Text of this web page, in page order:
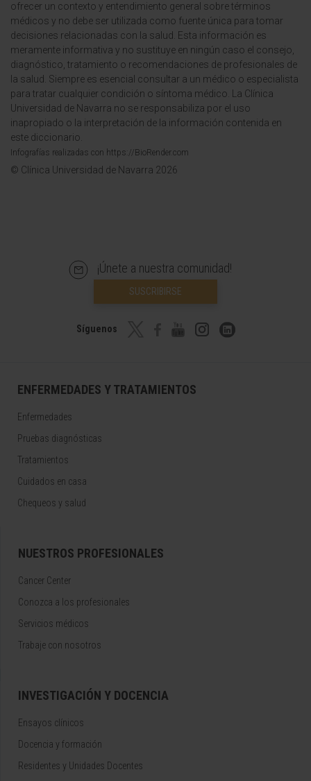
ofrecer un contexto y entendimiento general sobre términos
médicos y no debe ser utilizada como fuente única para tomar
decisiones relacionadas con la salud. Esta información es
meramente informativa y no sustituye en ningún caso el consejo,
diagnóstico, tratamiento o recomendaciones de profesionales de
la salud. Siempre es esencial consultar a un médico o especialista
para tratar cualquier condición o síntoma médico. La Clínica
Universidad de Navarra no se responsabiliza por el uso
inapropiado o la interpretación de la información contenida en
este diccionario.
Infografías realizadas con https://BioRender.com
© Clínica Universidad de Navarra 2026
¡Únete a nuestra comunidad!
SUSCRIBIRSE
Síguenos
ENFERMEDADES Y TRATAMIENTOS
Enfermedades
Pruebas diagnósticas
Tratamientos
Cuidados en casa
Chequeos y salud
NUESTROS PROFESIONALES
Cancer Center
Conozca a los profesionales
Servicios médicos
Trabaje con nosotros
INVESTIGACIÓN Y DOCENCIA
Ensayos clínicos
Docencia y formación
Residentes y Unidades Docentes